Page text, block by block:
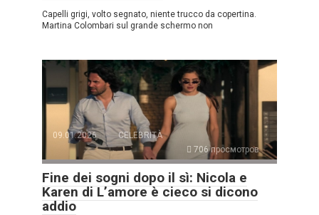
Capelli grigi, volto segnato, niente trucco da copertina.
Martina Colombari sul grande schermo non
09.01.2026
CELEBRITÀ
706 просмотров
Fine dei sogni dopo il sì: Nicola e
Karen di L’amore è cieco si dicono
addio